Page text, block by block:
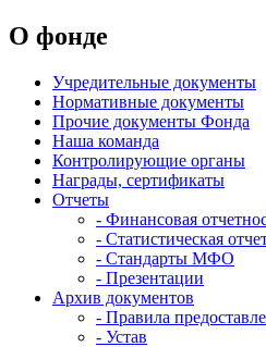
О фонде
Учредительные документы
Нормативные документы
Прочие документы Фонда
Наша команда
Контролирующие органы
Награды, сертификаты
Отчеты
- Финансовая
- Статистическая
- Стандарты МФО
- Презентации
Архив документов
- Правила
- Устав